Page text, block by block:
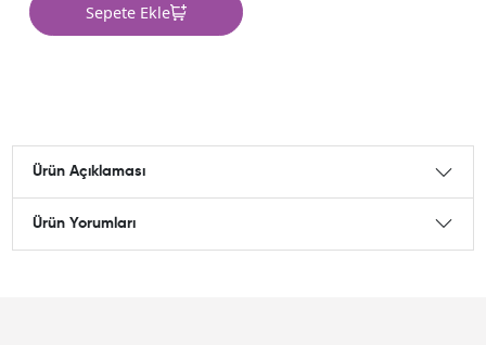
Sepete Ekle
Ürün Açıklaması
Ürün Yorumları